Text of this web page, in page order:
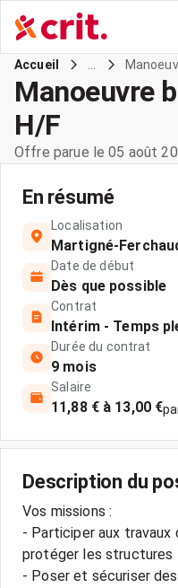
Accueil
Manoeuvre
H/F
Offre parue le 05 août
En résumé
Localisation
Martigné-
Date de début
Dès que possible
Contrat
Intérim - Temps
Durée du contrat
9 mois
Salaire
11,88 € à 13,00 €
Description du
Vos missions :
- Participer aux travaux
protéger les structures
- Poser et sécuriser